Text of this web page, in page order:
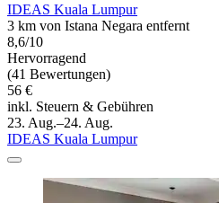
IDEAS Kuala Lumpur
3 km von Istana Negara entfernt
8,6/10
Hervorragend
(41 Bewertungen)
56 €
inkl. Steuern & Gebühren
23. Aug.–24. Aug.
IDEAS Kuala Lumpur